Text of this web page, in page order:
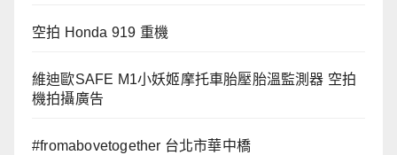
空拍 Honda 919 重機
維迪歐SAFE M1小妖姬摩托車胎壓胎溫監測器 空拍
機拍攝廣告
#fromabovetogether 台北市華中橋